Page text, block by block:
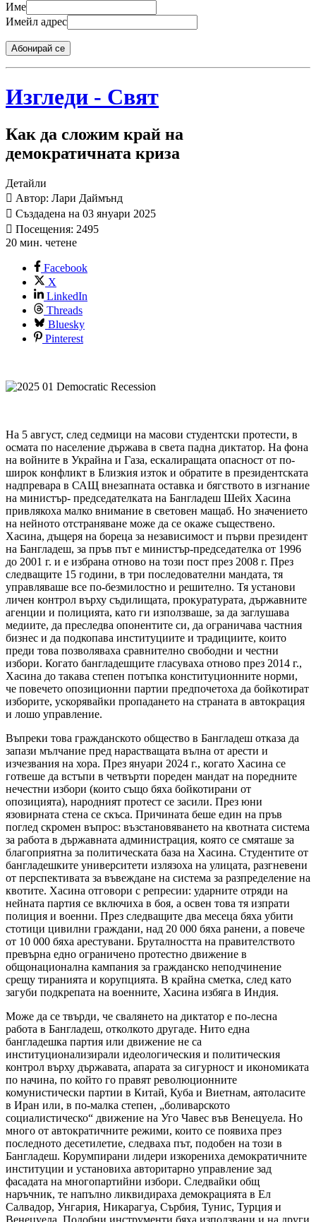
Име
Имейл адрес
Абонирай се
Изгледи - Свят
Как да сложим край на
демократичната криза
Детайли
Автор: Лари Даймънд
Създадена на 03 януари 2025
Посещения: 2495
20 мин. четене
Facebook
X
LinkedIn
Threads
Bluesky
Pinterest
На 5 август, след седмици на масови студентски протести, в
осмата по население държава в света падна диктатор. На фона
на войните в Украйна и Газа, ескалиращата опасност от по-
широк конфликт в Близкия изток и обратите в президентската
надпревара в САЩ внезапната оставка и бягството в изгнание
на министър- председателката на Бангладеш Шейх Хасина
привлякоха малко внимание в световен мащаб. Но значението
на нейното отстраняване може да се окаже съществено.
Хасина, дъщеря на бореца за независимост и първи президент
на Бангладеш, за пръв път е министър-председателка от 1996
до 2001 г. и е избрана отново на този пост през 2008 г. През
следващите 15 години, в три последователни мандата, тя
управляваше все по-безмилостно и решително. Тя установи
личен контрол върху съдилищата, прокуратурата, държавните
агенции и полицията, като ги използваше, за да заглушава
медиите, да преследва опонентите си, да ограничава частния
бизнес и да подкопава институциите и традициите, които
преди това позволяваха сравнително свободни и честни
избори. Когато бангладешците гласуваха отново през 2014 г.,
Хасина до такава степен потъпка конституционните норми,
че повечето опозиционни партии предпочетоха да бойкотират
изборите, ускорявайки пропадането на страната в автокрация
и лошо управление.
Въпреки това гражданското общество в Бангладеш отказа да
запази мълчание пред нарастващата вълна от арести и
изчезвания на хора. През януари 2024 г., когато Хасина се
готвеше да встъпи в четвърти пореден мандат на поредните
нечестни избори (които също бяха бойкотирани от
опозицията), народният протест се засили. През юни
язовирната стена се скъса. Причината беше един на пръв
поглед скромен въпрос: възстановяването на квотната система
за работа в държавната администрация, която се смяташе за
благоприятна за политическата база на Хасина. Студентите от
бангладешките университети излязоха на улицата, разгневени
от перспективата за въвеждане на система за разпределение на
квотите. Хасина отговори с репресии: ударните отряди на
нейната партия се включиха в боя, а освен това тя изпрати
полиция и военни. През следващите два месеца бяха убити
стотици цивилни граждани, над 20 000 бяха ранени, а повече
от 10 000 бяха арестувани. Бруталността на правителството
превърна едно ограничено протестно движение в
общонационална кампания за гражданско неподчинение
срещу тиранията и корупцията. В крайна сметка, след като
загуби подкрепата на военните, Хасина избяга в Индия.
Може да се твърди, че свалянето на диктатор е по-лесна
работа в Бангладеш, отколкото другаде. Нито една
бангладешка партия или движение не са
институционализирали идеологическия и политическия
контрол върху държавата, апарата за сигурност и икономиката
по начина, по който го правят революционните
комунистически партии в Китай, Куба и Виетнам, аятоласите
в Иран или, в по-малка степен, „боливарското
социалистическо“ движение на Уго Чавес във Венецуела. Но
много от автократичните режими, които се появиха през
последното десетилетие, следваха път, подобен на този в
Бангладеш. Корумпирани лидери изкорениха демократичните
институции и установиха авторитарно управление зад
фасадата на многопартийни избори. Следвайки общ
наръчник, те напълно ликвидираха демокрацията в Ел
Салвадор, Унгария, Никарагуа, Сърбия, Тунис, Турция и
Венецуела. Подобни инструменти бяха използвани и на други